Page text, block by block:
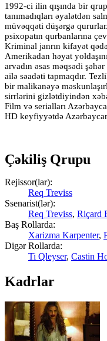
1992-сi ilin qışında bir
tanımadıqları əyalətdən
müvəqqəti düşərgə
psixopatın qurbanlarına
Kriminal janrın kifayət
Amerikadan həyat
arvadın əsas məqsədi
ailə səadəti tapmaqdır.
bir malikanəyə
sirrlərini gizlətdiyindən
Film və serialları
HD keyfiyyətdə
Çəkiliş Qrupu
Rejissor(lar):
Req Treviss
Ssenarist(lər):
Req Treviss, Riçard
Baş Rollarda:
Xarizma Karpenter,
Digər Rollarda:
Ti Qleyser, Castin
Kadrlar